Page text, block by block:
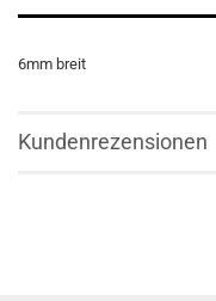
6mm breit
Kundenrezensionen